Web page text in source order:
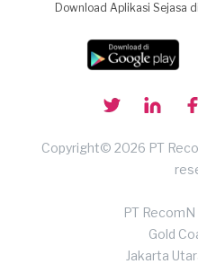
Download Aplikasi Sejasa di
Copyright© 2026 PT
PT
Gold
Jakarta